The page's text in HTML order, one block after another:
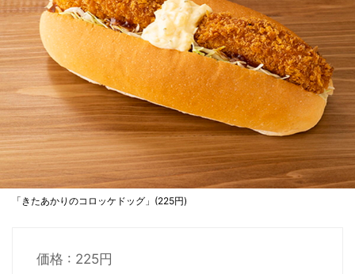
「きたあかりのコロッケドッグ」(225円)
価格 : 225円